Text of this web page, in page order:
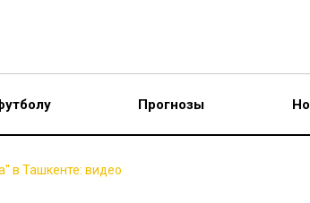
Прогнозы
в Ташкенте: видео